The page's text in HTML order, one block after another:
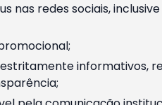
nas redes sociais,
informativos,